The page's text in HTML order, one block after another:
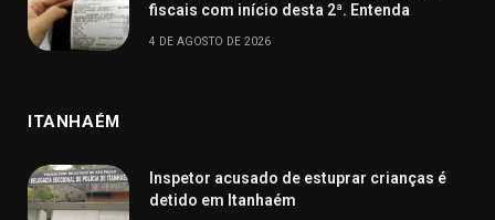
fiscais com início desta 2ª. Entenda
4 DE AGOSTO DE 2026
ITANHAÉM
Inspetor acusado de estuprar crianças é
detido em Itanhaém